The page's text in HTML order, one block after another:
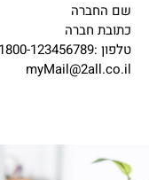
שם החברה
כתובת חברה
טלפון :1800-123456789
myMail@2all.co.il